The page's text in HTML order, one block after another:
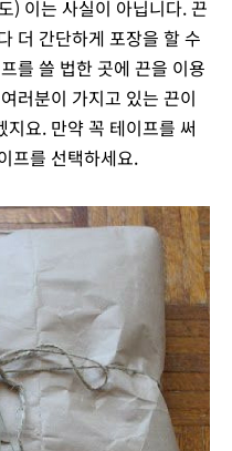
) 이는 사실이 아닙니다. 끈
더 간단하게 포장을 할 수
를 쓸 법한 곳에 끈을 이용
러분이 가지고 있는 끈이
요. 만약 꼭 테이프를 써
프를 선택하세요.